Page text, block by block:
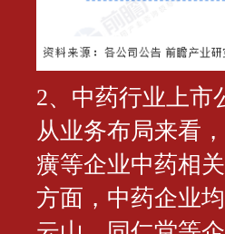
2、中药行业上市
从业务布局来看
癀等企业中药相
方面，中药企业